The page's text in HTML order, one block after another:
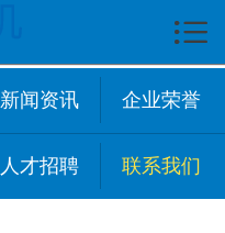
关于我们
企业文化
产品展示

新闻资讯 企业荣誉
人才招聘 联系我们